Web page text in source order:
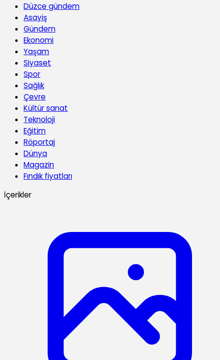
Düzce gündem
Asayiş
Gündem
Ekonomi
Yaşam
Siyaset
Spor
Sağlık
Çevre
Kültür sanat
Teknoloji
Eğitim
Röportaj
Dünya
Magazin
Fındık fiyatları
İçerikler